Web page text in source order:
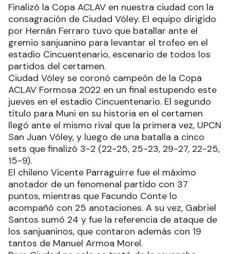
Finalizó la Copa ACLAV en nuestra ciudad con la
consagración de Ciudad Vóley. El equipo dirigido
por Hernán Ferraro tuvo que batallar ante el
gremio sanjuanino para levantar el trofeo en el
estadio Cincuentenario, escenario de todos los
partidos del certamen.
Ciudad Vóley se coronó campeón de la Copa
ACLAV Formosa 2022 en un final estupendo este
jueves en el estadio Cincuentenario. El segundo
título para Muni en su historia en el certamen
llegó ante el mismo rival que la primera vez, UPCN
San Juan Vóley, y luego de una batalla a cinco
sets que finalizó 3-2 (22-25, 25-23, 29-27, 22-25,
15-9).
El chileno Vicente Parraguirre fue el máximo
anotador de un fenomenal partido con 37
puntos, mientras que Facundo Conte lo
acompañó con 25 anotaciones. A su vez, Gabriel
Santos sumó 24 y fue la referencia de ataque de
los sanjuaninos, que contaron además con 19
tantos de Manuel Armoa Morel.